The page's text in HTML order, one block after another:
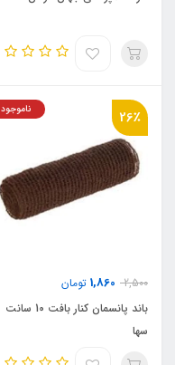
26٪
2,500
1,860 تومان
ناموجود
باند پانسمان کنار بافت 10 سانت
سها